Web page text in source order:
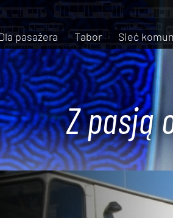
pasażera Tabor Sieć
Z pasją